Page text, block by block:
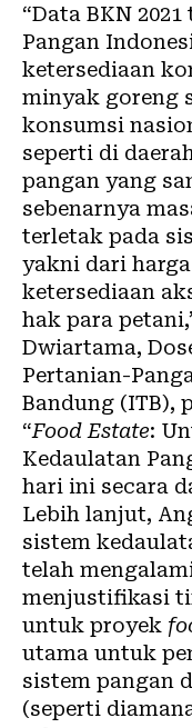
“Data BKN
Pangan
ketersediaan
minyak goreng
konsumsi
seperti di
pangan yang
sebenarnya
terletak pada
yakni dari
ketersediaan
hak para
Dwiartama,
Pertanian-
Bandung (ITB),
“Food Estate:
Kedaulatan
hari ini secara
Lebih lanjut,
sistem
telah
menjustifikasi
untuk proyek
utama untuk
sistem pangan
(seperti